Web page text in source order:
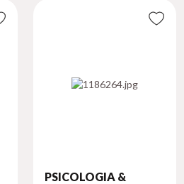
PSICOLOGIA &